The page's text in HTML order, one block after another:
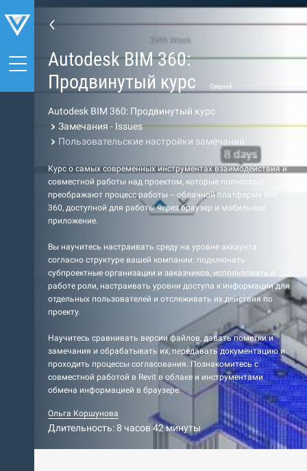
Autodesk BIM 360:
Продвинутый курс
Средний
Autodesk BIM 360: Продвинутый курс
Замечания - Issues
Пользовательские настройки замечаний
Курс о самых современных инструментах взаимодействия и
совместной работы над проектом, которые полностью
преображают процесс работы – облачной платформе BIM
360, доступной для работы через браузер и мобильное
приложение.
Вы научитесь настраивать среду на уровне аккаунта
согласно структуре вашей компании: подключать
субпроектные организации и заказчиков, использовать в
работе роли, настраивать уровни доступа к информации для
отдельных пользователей и отслеживать их действия по
проекту.
Научитесь сравнивать версии файлов, давать пометки и
замечания и обрабатывать их, передавать документацию и
проходить процессы согласования. Познакомитесь с
совместной работой в Revit в облаке и инструментами
обмена информацией в браузере.
Ольга Коршунова
Длительность: 8 часов 42 минуты